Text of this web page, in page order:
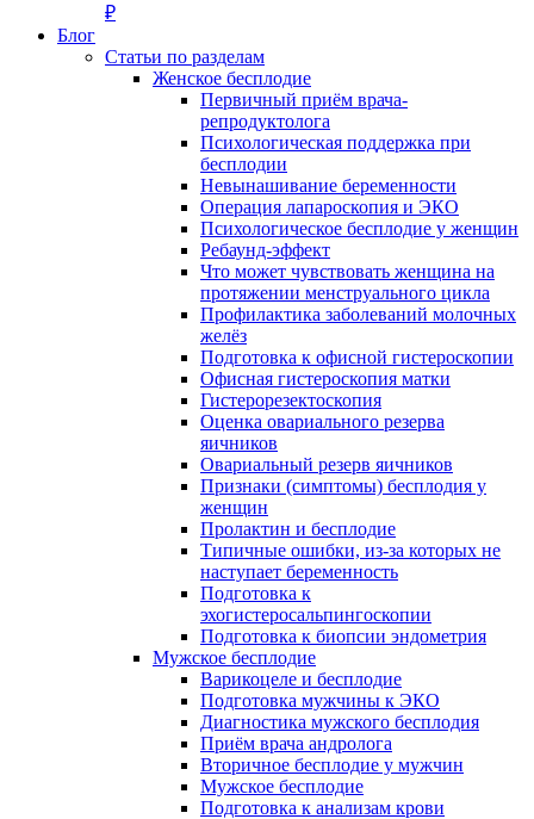
₽
Блог
Статьи по разделам
Женское бесплодие
Первичный приём врача-
репродуктолога
Психологическая поддержка при
бесплодии
Невынашивание беременности
Операция лапароскопия и ЭКО
Психологическое бесплодие у женщин
Ребаунд-эффект
Что может чувствовать женщина на
протяжении менструального цикла
Профилактика заболеваний молочных
желёз
Подготовка к офисной гистероскопии
Офисная гистероскопия матки
Гистерорезектоскопия
Оценка овариального резерва
яичников
Овариальный резерв яичников
Признаки (симптомы) бесплодия у
женщин
Пролактин и бесплодие
Типичные ошибки, из-за которых не
наступает беременность
Подготовка к
эхогистеросальпингоскопии
Подготовка к биопсии эндометрия
Мужское бесплодие
Варикоцеле и бесплодие
Подготовка мужчины к ЭКО
Диагностика мужского бесплодия
Приём врача андролога
Вторичное бесплодие у мужчин
Мужское бесплодие
Подготовка к анализам крови